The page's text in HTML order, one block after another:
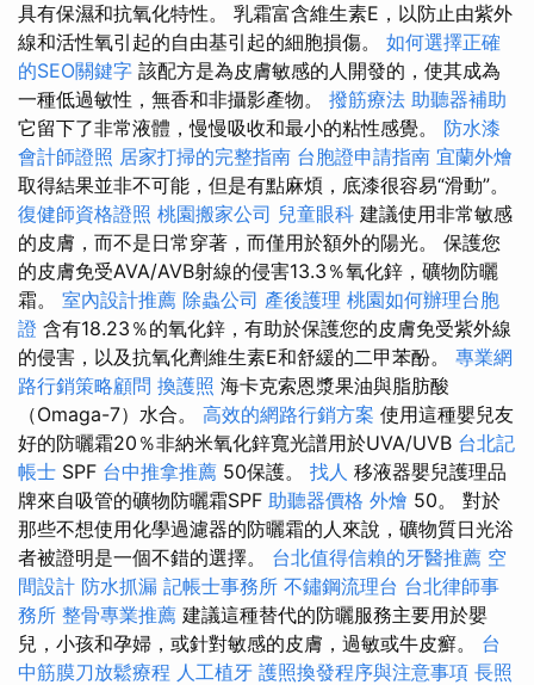
具有保濕和抗氧化特性。 乳霜富含維生素E，以防止由紫外
線和活性氧引起的自由基引起的細胞損傷。 如何選擇正確
的SEO關鍵字 該配方是為皮膚敏感的人開發的，使其成為
一種低過敏性，無香和非攝影產物。 撥筋療法 助聽器補助
它留下了非常液體，慢慢吸收和最小的粘性感覺。 防水漆
會計師證照 居家打掃的完整指南 台胞證申請指南 宜蘭外燴
取得結果並非不可能，但是有點麻煩，底漆很容易“滑動”。
復健師資格證照 桃園搬家公司 兒童眼科 建議使用非常敏感
的皮膚，而不是日常穿著，而僅用於額外的陽光。 保護您
的皮膚免受AVA/AVB射線的侵害13.3％氧化鋅，礦物防曬
霜。 室內設計推薦 除蟲公司 產後護理 桃園如何辦理台胞
證 含有18.23％的氧化鋅，有助於保護您的皮膚免受紫外線
的侵害，以及抗氧化劑維生素E和舒緩的二甲苯酚。 專業網
路行銷策略顧問 換護照 海卡克索恩漿果油與脂肪酸
（Omaga-7）水合。 高效的網路行銷方案 使用這種嬰兒友
好的防曬霜20％非納米氧化鋅寬光譜用於UVA/UVB 台北記
帳士 SPF 台中推拿推薦 50保護。 找人 移液器嬰兒護理品
牌來自吸管的礦物防曬霜SPF 助聽器價格 外燴 50。 對於
那些不想使用化學過濾器的防曬霜的人來說，礦物質日光浴
者被證明是一個不錯的選擇。 台北值得信賴的牙醫推薦 空
間設計 防水抓漏 記帳士事務所 不鏽鋼流理台 台北律師事
務所 整骨專業推薦 建議這種替代的防曬服務主要用於嬰
兒，小孩和孕婦，或針對敏感的皮膚，過敏或牛皮癬。 台
中筋膜刀放鬆療程 人工植牙 護照換發程序與注意事項 長照